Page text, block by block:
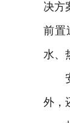
决方
前置
水、
安
外，